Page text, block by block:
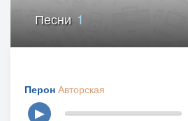
Песни 1
Перон Авторская
▶